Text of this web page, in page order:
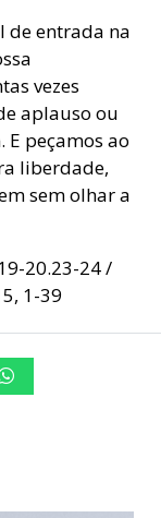
de entrada na
vezes
aplauso ou
E peçamos ao
liberdade,
sem olhar a
20.23-24 /
1-39